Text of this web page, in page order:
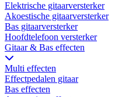
Elektrische gitaarversterker
Akoestische gitaarversterker
Bas gitaarversterker
Hoofdtelefoon versterker
Gitaar & Bas effecten
Multi effecten
Effectpedalen gitaar
Bas effecten